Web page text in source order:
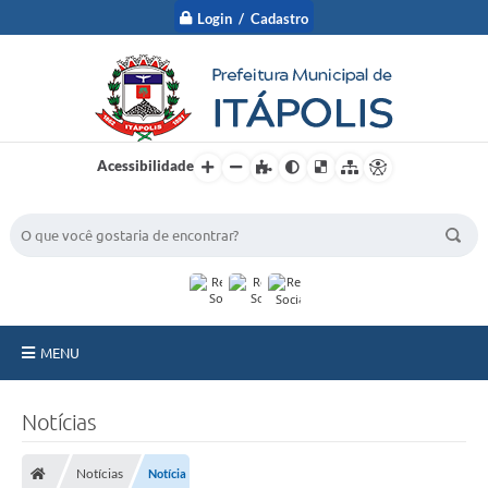
Login / Cadastro
Acessibilidade
MENU
Notícias
Notícias Notícia